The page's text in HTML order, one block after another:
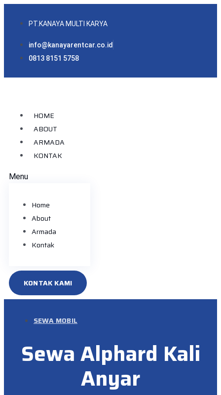
PT.KANAYA MULTI KARYA
info@kanayarentcar.co.id
0813 8151 5758
HOME
ABOUT
ARMADA
KONTAK
Menu
Home
About
Armada
Kontak
KONTAK KAMI
SEWA MOBIL
Sewa Alphard Kali
Anyar